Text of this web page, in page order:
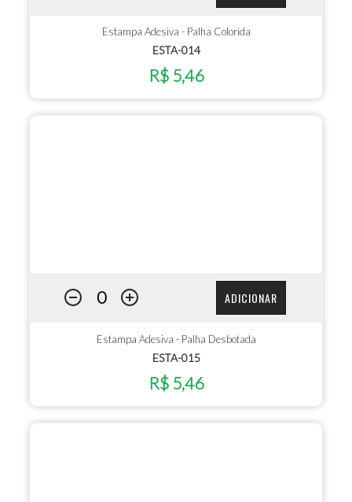
Estampa Adesiva - Palha Colorida
ESTA-014
R$ 5,46
ADICIONAR
Estampa Adesiva - Palha Desbotada
ESTA-015
R$ 5,46